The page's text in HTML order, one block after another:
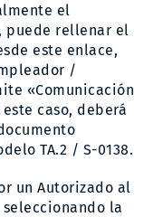
el
puede rellenar el
este enlace,
/
«Comunicación
caso, deberá
TA.2 / S-0138.
un Autorizado al
seleccionando la